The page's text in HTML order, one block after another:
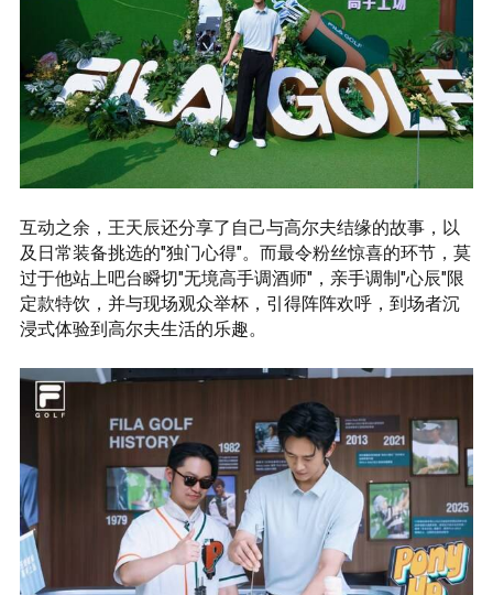
互动之余，王天辰还分享了自己与高尔夫结缘的故事，以
及日常装备挑选的"独门心得"。而最令粉丝惊喜的环节，莫
过于他站上吧台瞬切"无境高手调酒师"，亲手调制"心辰"限
定款特饮，并与现场观众举杯，引得阵阵欢呼，到场者沉
浸式体验到高尔夫生活的乐趣。